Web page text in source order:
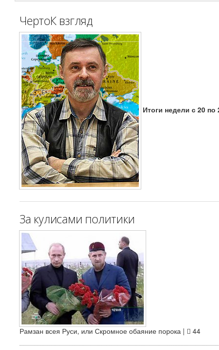
ЧертоК взгляд
Итоги недели с 20 по
За кулисами политики
Рамзан всея Руси, или Скромное обаяние порока | 44